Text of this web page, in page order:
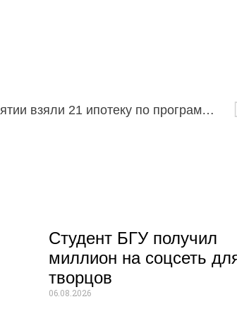
Жители Бурятии взяли 21 ипотеку по программе «Сельской ипотеки»
Студент БГУ получил
миллион на соцсеть
творцов
06.08.2026